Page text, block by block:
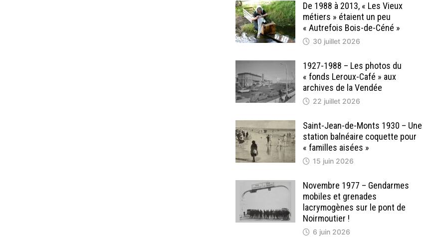
De 1988 à 2013, « Les Vieux
métiers » étaient un peu
« Autrefois Bois-de-Céné »
30 juillet 2026
1927-1988 – Les photos du
« fonds Leroux-Café » aux
archives de la Vendée
22 juillet 2026
Saint-Jean-de-Monts 1930 – Une
station balnéaire coquette pour
« familles aisées »
15 juin 2026
Novembre 1977 – Gendarmes
mobiles et grenades
lacrymogènes sur le pont de
Noirmoutier !
6 juin 2026